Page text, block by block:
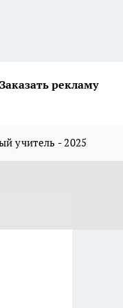
Заказать рекламу
учитель - 2025